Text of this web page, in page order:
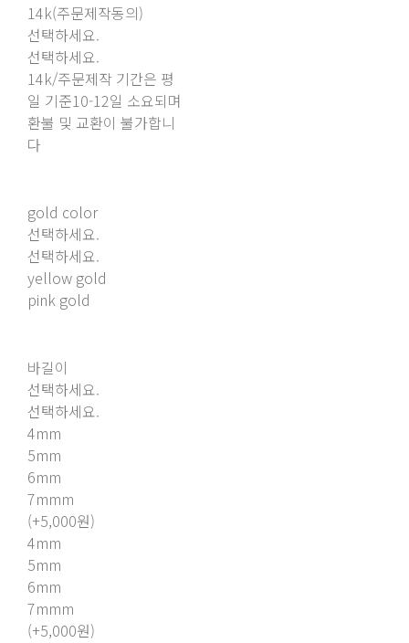
14k(주문제작동의)
선택하세요.
선택하세요.
14k/주문제작 기간은 평
일 기준10-12일 소요되며
환불 및 교환이 불가합니
다
gold color
선택하세요.
선택하세요.
yellow gold
pink gold
바길이
선택하세요.
선택하세요.
4mm
5mm
6mm
7mmm
(+5,000원)
4mm
5mm
6mm
7mmm
(+5,000원)